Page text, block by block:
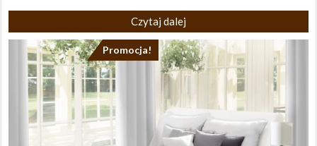
Czytaj dalej
Promocja!